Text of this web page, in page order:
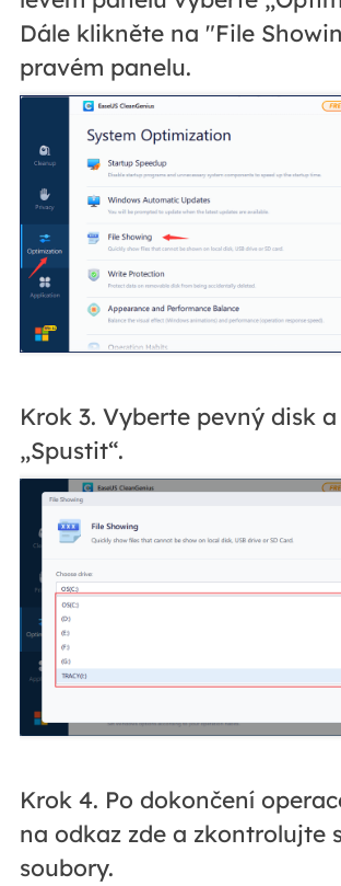
Dále klikněte na "File
pravém panelu.
Krok 3. Vyberte pevný disk
„Spustit“.
Krok 4. Po dokončení
na odkaz zde a zkontrolujte
soubory.